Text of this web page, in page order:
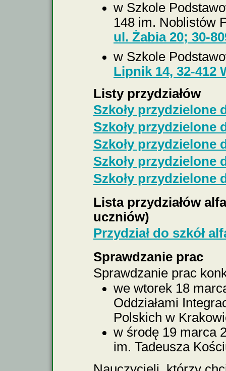
w Szkole
148 im. Noblistów
ul. Żabia 20; 30-
w Szkole
Lipnik 14, 32-412
Listy przydziałów
Szkoły przydzielone
Szkoły przydzielone
Szkoły przydzielone
Szkoły przydzielone
Szkoły przydzielone
Lista przydziałów
uczniów)
Przydział do szkół
Sprawdzanie prac
Sprawdzanie prac
we wtorek 18
Oddziałami
Polskich w
w środę 19 marca
im. Tadeusza